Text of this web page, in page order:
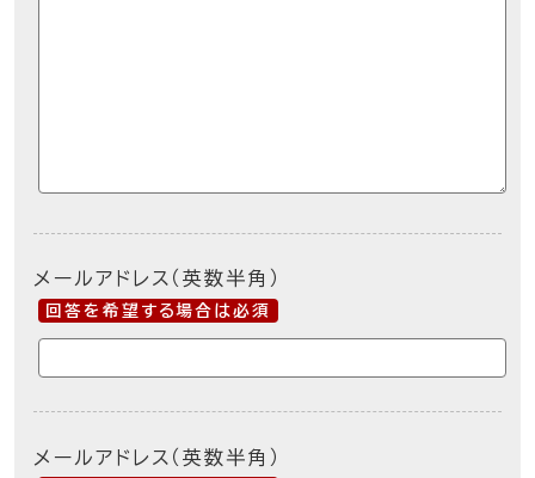
メールアドレス（英数半角）
回答を希望する場合は必須
メールアドレス（英数半角）